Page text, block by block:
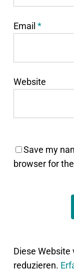
Email *
Website
Save my
browser for
Diese
reduzieren.